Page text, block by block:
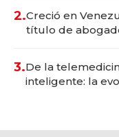
2.Creció en
título de
3.De la
inteligente: la